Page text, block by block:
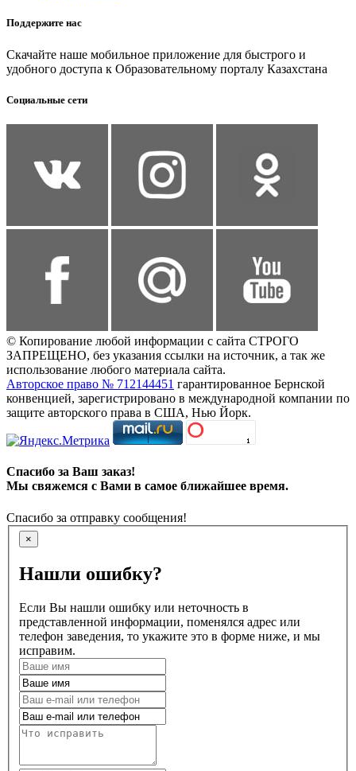
Поддержите нас
Скачайте наше мобильное приложение для быстрого и
удобного доступа к Образовательному порталу Казахстана
Социальные сети
© Копирование любой информации с сайта СТРОГО
ЗАПРЕЩЕНО, без указания ссылки на источник, а так же
использование любого материала сайта.
Авторское право № 712144451 гарантированное Бернской
конвенцией, зарегистрировано в международной компании по
защите авторского права в США, Нью Йорк.
Спасибо за Ваш заказ!
Мы свяжемся с Вами в самое ближайшее время.
Спасибо за отправку сообщения!
×
Нашли ошибку?
Если Вы нашли ошибку или неточность в
представленной информации, поменялся адрес или
телефон заведения, то укажите это в форме ниже, и мы
исправим.